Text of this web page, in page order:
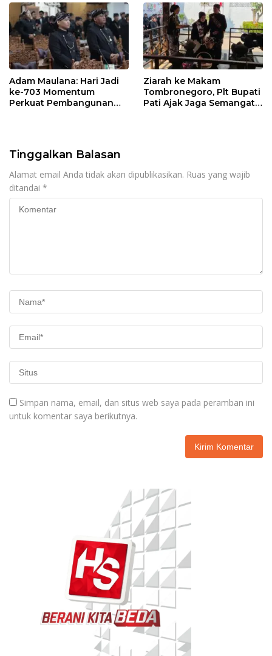
Adam Maulana: Hari Jadi
ke-703 Momentum
Perkuat Pembangunan
Ziarah ke Makam
Tombronegoro, Plt Bupati
Pati Ajak Jaga Semangat
Tinggalkan Balasan
Alamat email Anda tidak akan dipublikasikan. Ruas yang wajib
ditandai *
Simpan nama, email, dan situs web saya pada peramban ini
untuk komentar saya berikutnya.